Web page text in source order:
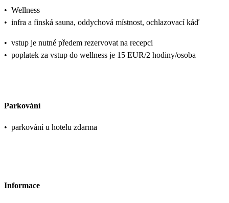
• Wellness
• infra a finská sauna, oddychová místnost, ochlazovací káď
• vstup je nutné předem rezervovat na recepci
• poplatek za vstup do wellness je 15 EUR/2 hodiny/osoba
Parkování
• parkování u hotelu zdarma
Informace